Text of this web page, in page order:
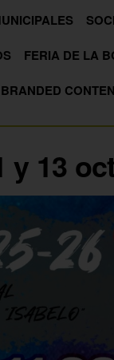
FERIA DE LA
BRANDED
y 13